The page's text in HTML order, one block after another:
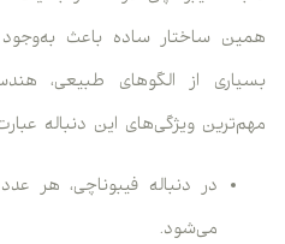
همین ساختار ساده باعث
بسیاری از الگوهای طبیعی،
مهم‌ترین ویژگی‌های این دنباله
در دنباله فیبوناچی، هر
می‌شود.